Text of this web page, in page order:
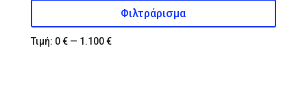
τιμή
τιμή
Φιλτράρισμα
Τιμή: 0 €— 1.100 €